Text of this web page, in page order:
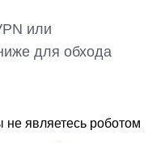
или
для обхода
не являетесь роботом